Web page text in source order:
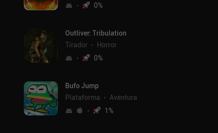
0%
Outliver: Tribulation
Tirador
Horror
0%
Bufo Jump
Plataforma
Aventura
1%